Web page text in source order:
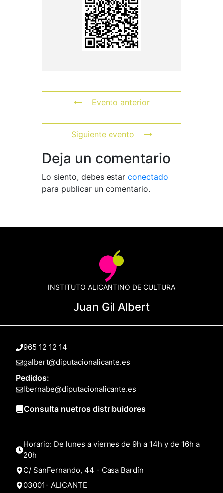
Evento anterior
Siguiente evento
Deja un comentario
Lo siento, debes estar conectado
para publicar un comentario.
INSTITUTO ALICANTINO DE CULTURA
Juan Gil Albert
965 12 12 14
galbert@diputacionalicante.es
Pedidos:
lbernabe@diputacionalicante.es
Consulta nuetros distribuidores
Horario: De lunes a viernes de 9h a 14h y de 16h a
20h
C/ SanFernando, 44 - Casa Bardín
03001- ALICANTE